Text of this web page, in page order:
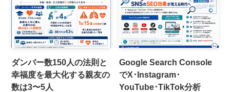
ダンバー数150人の法則と
幸福度を最大化する親友の
数は3〜5人
Google Search Console
でX･Instagram･
YouTube･TikTok分析